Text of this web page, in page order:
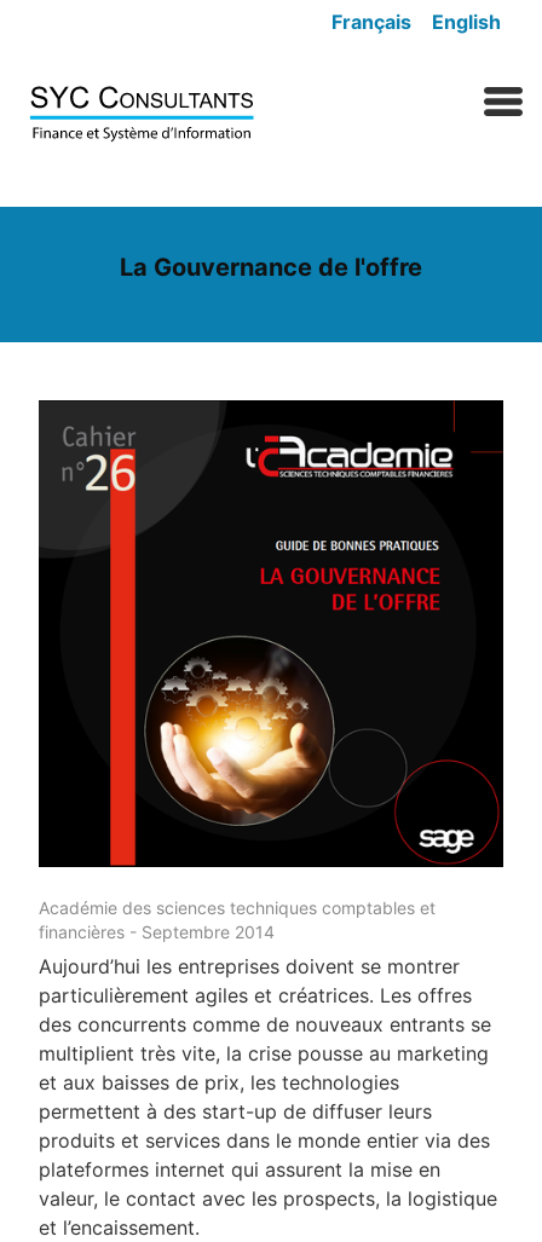
Français English
MENU
La Gouvernance de l'offre
Académie des sciences techniques comptables et
financières - Septembre 2014
Aujourd’hui les entreprises doivent se montrer
particulièrement agiles et créatrices. Les offres
des concurrents comme de nouveaux entrants se
multiplient très vite, la crise pousse au marketing
et aux baisses de prix, les technologies
permettent à des start-up de diffuser leurs
produits et services dans le monde entier via des
plateformes internet qui assurent la mise en
valeur, le contact avec les prospects, la logistique
et l’encaissement.